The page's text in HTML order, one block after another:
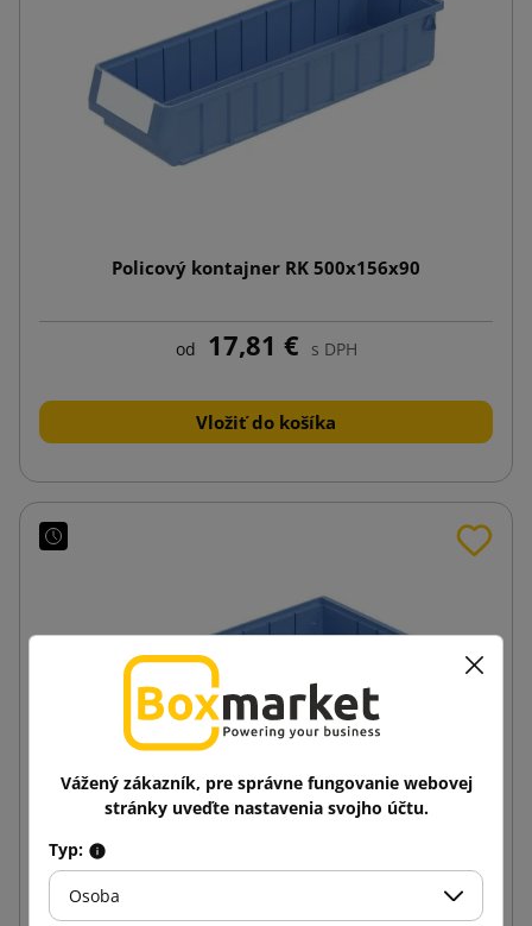
Policový kontajner RK 500x156x90
od 17,81 € s DPH
Vložiť do košíka
Policový kontajner RK 400x234x90
Vážený zákazník, pre správne fungovanie webovej
stránky uveďte nastavenia svojho účtu.
Typ:
Osoba